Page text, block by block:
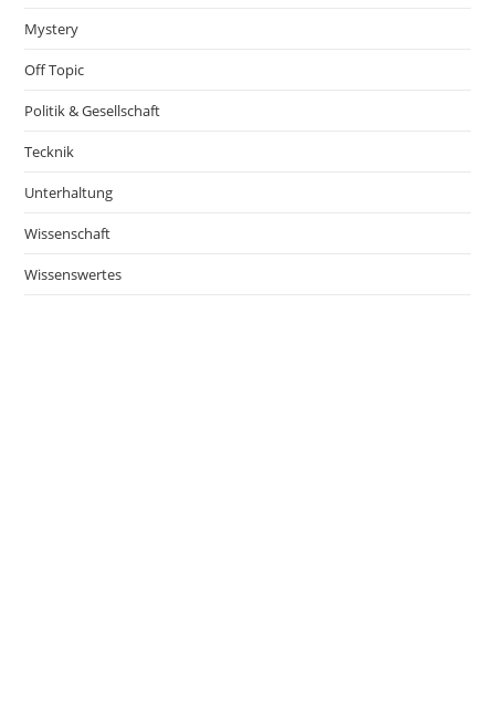
Mystery
Off Topic
Politik & Gesellschaft
Tecknik
Unterhaltung
Wissenschaft
Wissenswertes